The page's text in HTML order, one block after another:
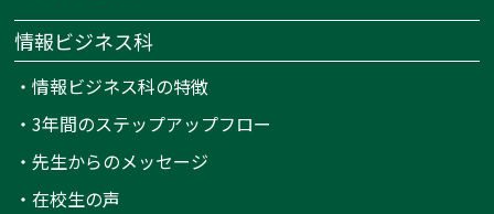
情報ビジネス科
・情報ビジネス科の特徴
・3年間のステップアップフロー
・先生からのメッセージ
・在校生の声